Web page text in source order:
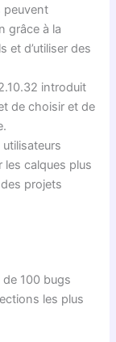
peuvent
grâce à la
et d’utiliser des
introduit
de choisir et de
calques plus
projets
100 bugs
les plus